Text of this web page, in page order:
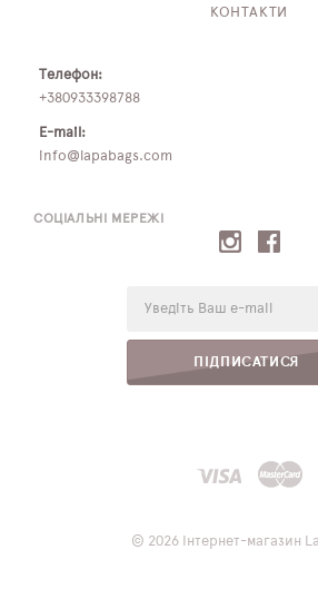
СОЦІАЛЬНІ МЕРЕЖІ
ПІДПИСАТИСЯ
КОНТАКТИ
Телефон:
+380933398788
E-mail:
info@lapabags.com
© 2026 Інтернет-магазин